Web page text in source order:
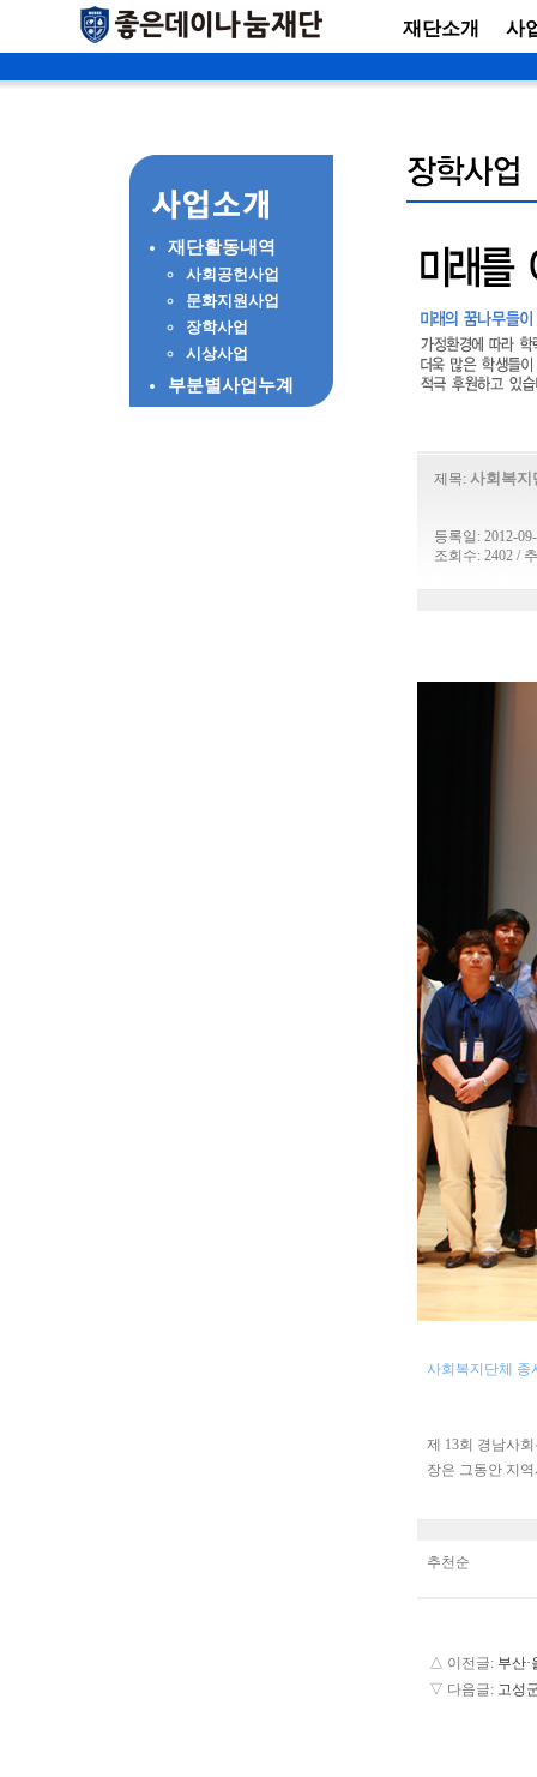
재단소개 사
재단활동내역
사회공헌사업
문화지원사업
장학사업
시상사업
부분별사업누계
제목: 사회복지
등록일: 2012-
조회수: 2402 /
사회복지단체 종
제 13회 경남사
장은 그동안 지
추천순
△ 이전글: 부산·
▽ 다음글: 고성